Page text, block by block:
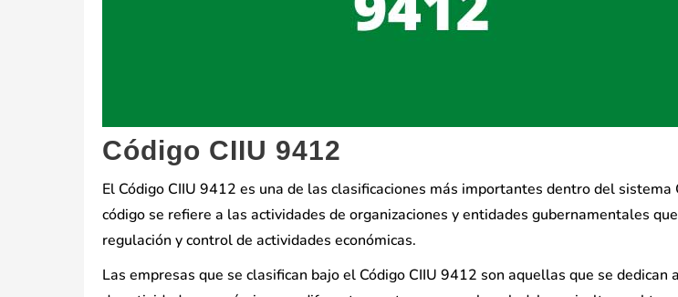
Código CIIU 9412
El Código CIIU 9412 es una de las clasificaciones más importantes dentro del sistema
código se refiere a las actividades de organizaciones y entidades gubernamentales
regulación y control de actividades económicas.
Las empresas que se clasifican bajo el Código CIIU 9412 son aquellas que se dedican